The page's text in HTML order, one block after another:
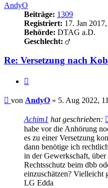
AndyO
Beiträge: 1309
Registriert: 17. Jan
Behörde: DTAG a.D.
Geschlecht:
Re: Versetzung nach
Beitrag
von AndyO » 5. Aug 2022,
Achim1 hat geschrieben:
habe vor die Anhörung
es zu einer Versetzung
dann benötige ich
in der Gewerkschaft, über
Rechtsschutz beim dbb
einzuschätzen? Vielleicht
LG Edda